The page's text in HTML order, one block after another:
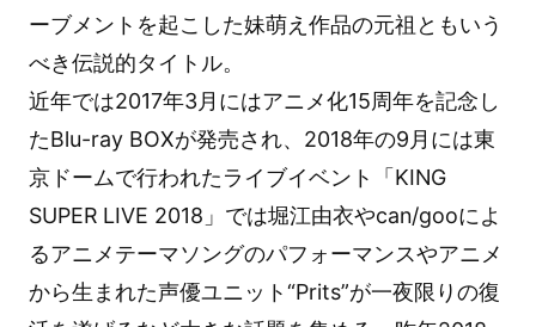
ーブメントを起こした妹萌え作品の元祖ともいう
べき伝説的タイトル。
近年では2017年3月にはアニメ化15周年を記念し
たBlu-ray BOXが発売され、2018年の9月には東
京ドームで行われたライブイベント「KING
SUPER LIVE 2018」では堀江由衣やcan/gooによ
るアニメテーマソングのパフォーマンスやアニメ
から生まれた声優ユニット“Prits”が一夜限りの復